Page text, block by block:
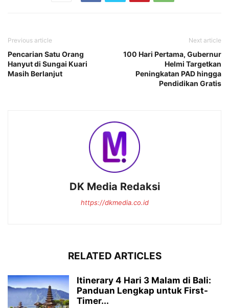
Previous article
Pencarian Satu Orang
Hanyut di Sungai Kuari
Masih Berlanjut
Next article
100 Hari Pertama, Gubernur
Helmi Targetkan
Peningkatan PAD hingga
Pendidikan Gratis
DK Media Redaksi
https://dkmedia.co.id
RELATED ARTICLES
Itinerary 4 Hari 3 Malam di Bali:
Panduan Lengkap untuk First-
Timer...